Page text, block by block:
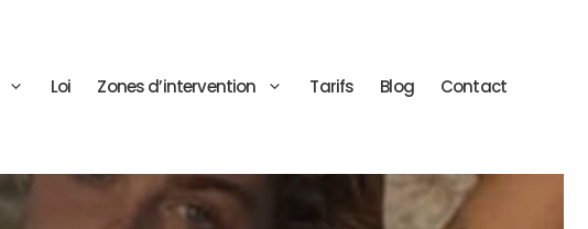
Loi Zones d’intervention Tarifs Blog Contact